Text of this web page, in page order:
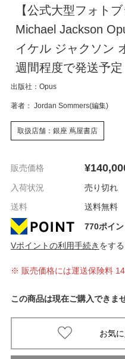
【公式大型フォト
Michael Jackson
イケル ジャクソン
週間程度で発送予
出版社：Opus
著者： Jordan Sommers(編集)
取扱店舗：銀座 蔦屋書店
販売価格
入荷状況
売り切れ
送料
送料無料
770ポイン
Vポイントの利用手続き をす
※ 販売価格には運送保険料
この商品は現在ご購入できませ